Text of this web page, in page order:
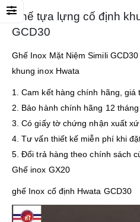
Ghế tựa lựng cố định
GCD30
Ghế Inox Mặt Niệm Simili
khung inox Hwata
1. Cam kết hàng chính hãng, giá
2. Bảo hành chính hãng 12 tháng
3. Có giấy tờ chứng nhận xuất
4. Tư vấn thiết kế miễn phí khi
5. Đổi trả hàng theo chính sách
Ghế inox GX20
ghế Inox cố định Hwata GCD30